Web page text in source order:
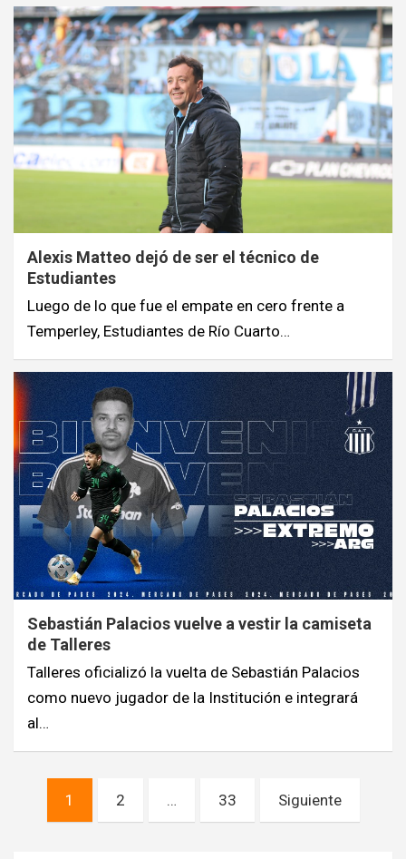
Alexis Matteo dejó de ser el técnico de
Estudiantes
Luego de lo que fue el empate en cero frente a
Temperley, Estudiantes de Río Cuarto…
Sebastián Palacios vuelve a vestir la camiseta
de Talleres
Talleres oficializó la vuelta de Sebastián Palacios
como nuevo jugador de la Institución e integrará
al…
Navegación
1 2 … 33 Siguiente